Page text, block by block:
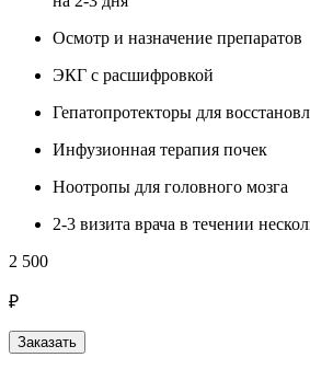
Осмотр и назначение препаратов
ЭКГ с расшифровкой
Гепатопротекторы для
Инфузионная терапия почек
Ноотропы для головного мозга
2-3 визита врача в течении
2 500
₽
Заказать